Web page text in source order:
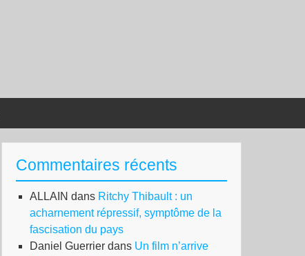
Commentaires récents
ALLAIN dans Ritchy Thibault : un
acharnement répressif, symptôme de la
fascisation du pays
Daniel Guerrier dans Un film n’arrive